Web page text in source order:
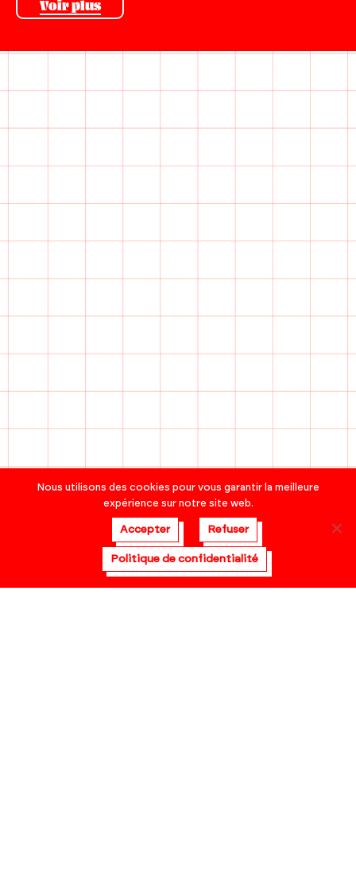
Voir plus
Nous utilisons des cookies pour vous garantir la meilleure
expérience sur notre site web.
Accepter Refuser
Politique de confidentialité